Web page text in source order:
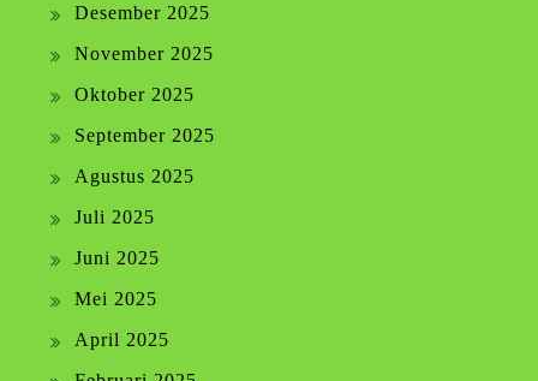
Desember 2025
November 2025
Oktober 2025
September 2025
Agustus 2025
Juli 2025
Juni 2025
Mei 2025
April 2025